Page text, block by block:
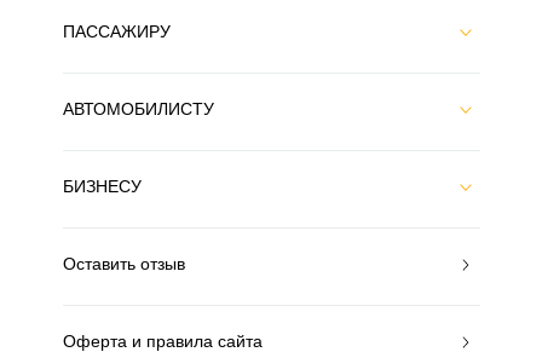
ПАССАЖИРУ
АВТОМОБИЛИСТУ
БИЗНЕСУ
Оставить отзыв
Оферта и правила сайта